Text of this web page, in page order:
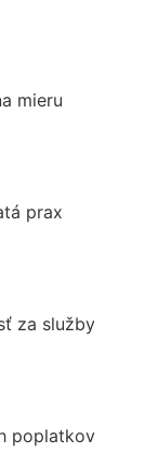
mieru
prax
za služby
poplatkov